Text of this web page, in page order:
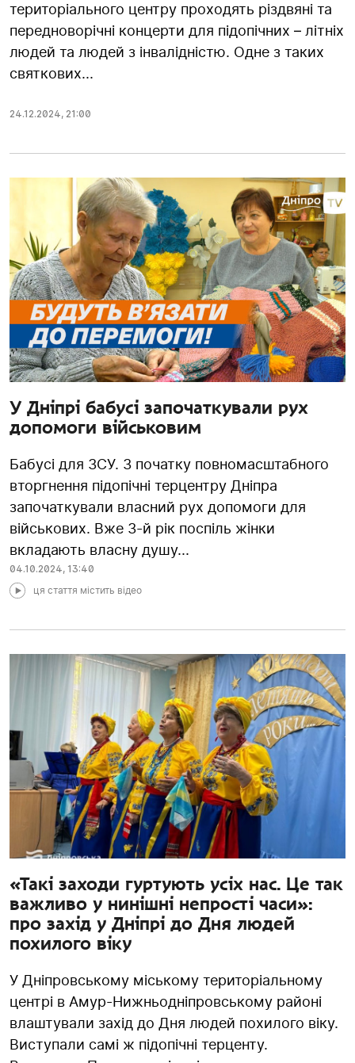
територіального центру проходять різдвяні та
передноворічні концерти для підопічних – літніх
людей та людей з інвалідністю. Одне з таких
святкових...
24.12.2024, 21:00
У Дніпрі бабусі започаткували рух
допомоги військовим
Бабусі для ЗСУ. З початку повномасштабного
вторгнення підопічні терцентру Дніпра
започаткували власний рух допомоги для
військових. Вже 3-й рік поспіль жінки
вкладають власну душу...
04.10.2024, 13:40
ця стаття містить відео
«Такі заходи гуртують усіх нас. Це так
важливо у нинішні непрості часи»:
про захід у Дніпрі до Дня людей
похилого віку
У Дніпровському міському територіальному
центрі в Амур-Нижньодніпровському районі
влаштували захід до Дня людей похилого віку.
Виступали самі ж підопічні терценту.